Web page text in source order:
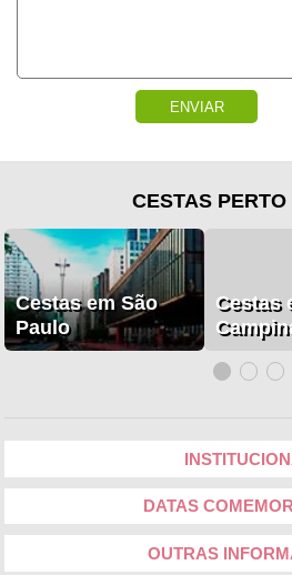
ENVIAR
CESTAS PERTO
Cestas em São
Paulo
Cestas
DATAS
OUTRAS